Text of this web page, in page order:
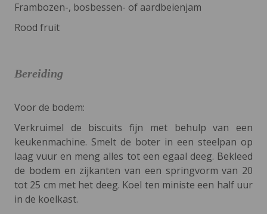
Frambozen-, bosbessen- of aardbeienjam
Rood fruit
Bereiding
Voor de bodem:
Verkruimel de biscuits fijn met behulp van een
keukenmachine. Smelt de boter in een steelpan op
laag vuur en meng alles tot een egaal deeg. Bekleed
de bodem en zijkanten van een springvorm van 20
tot 25 cm met het deeg. Koel ten ministe een half uur
in de koelkast.